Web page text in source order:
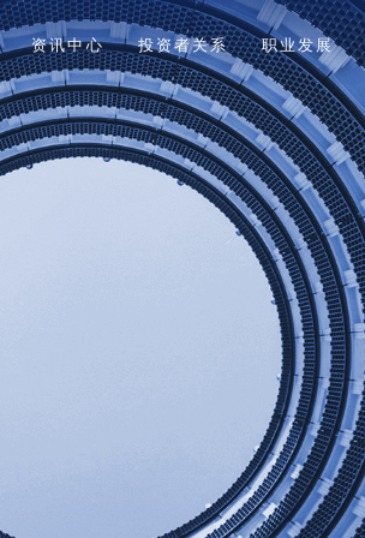
资讯中心 投资者关系 职业发展